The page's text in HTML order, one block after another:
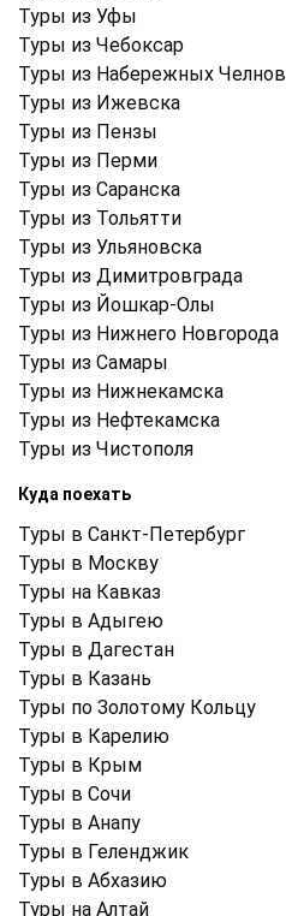
Туры из Уфы
Туры из Чебоксар
Туры из Набережных Челнов
Туры из Ижевска
Туры из Пензы
Туры из Перми
Туры из Саранска
Туры из Тольятти
Туры из Ульяновска
Туры из Димитровграда
Туры из Йошкар-Олы
Туры из Нижнего Новгорода
Туры из Самары
Туры из Нижнекамска
Туры из Нефтекамска
Туры из Чистополя
Куда поехать
Туры в Санкт-Петербург
Туры в Москву
Туры на Кавказ
Туры в Адыгею
Туры в Дагестан
Туры в Казань
Туры по Золотому Кольцу
Туры в Карелию
Туры в Крым
Туры в Cочи
Туры в Анапу
Туры в Геленджик
Туры в Абхазию
Туры на Алтай